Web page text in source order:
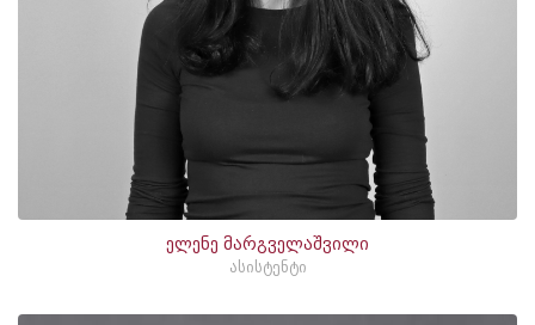
ელენე მარგველაშვილი
ასისტენტი